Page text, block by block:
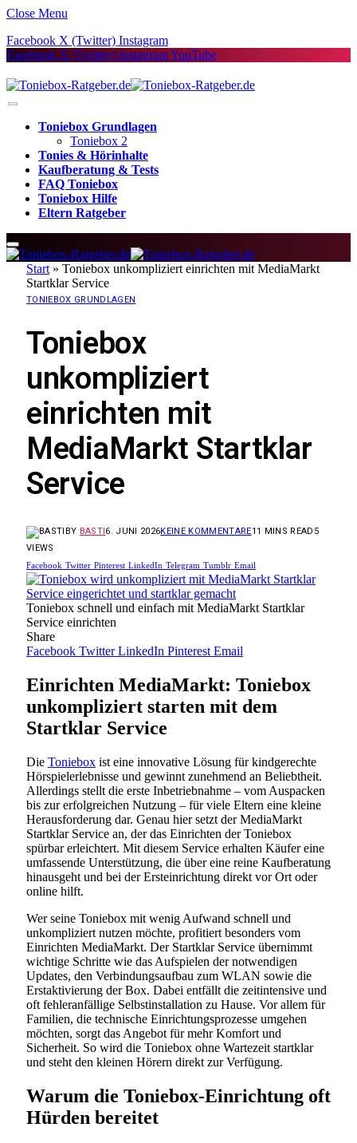
Close Menu
Facebook X (Twitter) Instagram
Facebook X (Twitter) InstagramYouTube
Toniebox Grundlagen
Toniebox 2
Tonies & Hörinhalte
Kaufberatung & Tests
FAQ Toniebox
Toniebox Hilfe
Eltern Ratgeber
Start » Toniebox unkompliziert einrichten mit MediaMarkt
Startklar Service
TONIEBOX GRUNDLAGEN
Toniebox
unkompliziert
einrichten mit
MediaMarkt Startklar
Service
BY BASTI6. JUNI 2026KEINE KOMMENTARE11 MINS READ 5
VIEWS
Facebook Twitter Pinterest LinkedIn Telegram Tumblr Email
Toniebox schnell und einfach mit MediaMarkt Startklar
Service einrichten
Share
Facebook Twitter LinkedIn Pinterest Email
Einrichten MediaMarkt: Toniebox
unkompliziert starten mit dem
Startklar Service
Die Toniebox ist eine innovative Lösung für kindgerechte
Hörspielerlebnisse und gewinnt zunehmend an Beliebtheit.
Allerdings stellt die erste Inbetriebnahme – vom Auspacken
bis zur erfolgreichen Nutzung – für viele Eltern eine kleine
Herausforderung dar. Genau hier setzt der MediaMarkt
Startklar Service an, der das Einrichten der Toniebox
spürbar erleichtert. Mit diesem Service erhalten Käufer eine
umfassende Unterstützung, die über eine reine Kaufberatung
hinausgeht und bei der Ersteinrichtung direkt vor Ort oder
online hilft.
Wer seine Toniebox mit wenig Aufwand schnell und
unkompliziert nutzen möchte, profitiert besonders vom
Einrichten MediaMarkt. Der Startklar Service übernimmt
wichtige Schritte wie das Aufspielen der notwendigen
Updates, den Verbindungsaufbau zum WLAN sowie die
Erstaktivierung der Box. Dabei entfällt die zeitintensive und
oft fehleranfällige Selbstinstallation zu Hause. Vor allem für
Familien, die technische Einrichtungsprozesse umgehen
möchten, sorgt das Angebot für mehr Komfort und
Sicherheit. So wird die Toniebox ohne Wartezeit startklar
und steht den kleinen Hörern direkt zur Verfügung.
Warum die Toniebox-Einrichtung oft
Hürden bereitet